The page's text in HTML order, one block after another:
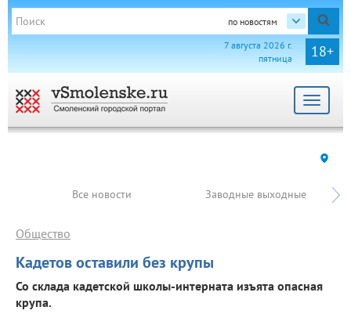
по новостям
18+
7 августа 2026 г.
пятница
Toggle
Все новости Заводные выходные
Кадетов оставили без крупы
Общество
Со склада кадетской школы-интерната изъята опасная
крупа.